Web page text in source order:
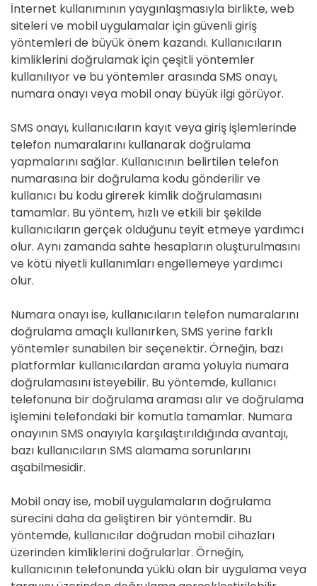
İnternet kullanımının yaygınlaşmasıyla birlikte, web
siteleri ve mobil uygulamalar için güvenli giriş
yöntemleri de büyük önem kazandı. Kullanıcıların
kimliklerini doğrulamak için çeşitli yöntemler
kullanılıyor ve bu yöntemler arasında SMS onayı,
numara onayı veya mobil onay büyük ilgi görüyor.
SMS onayı, kullanıcıların kayıt veya giriş işlemlerinde
telefon numaralarını kullanarak doğrulama
yapmalarını sağlar. Kullanıcının belirtilen telefon
numarasına bir doğrulama kodu gönderilir ve
kullanıcı bu kodu girerek kimlik doğrulamasını
tamamlar. Bu yöntem, hızlı ve etkili bir şekilde
kullanıcıların gerçek olduğunu teyit etmeye yardımcı
olur. Aynı zamanda sahte hesapların oluşturulmasını
ve kötü niyetli kullanımları engellemeye yardımcı
olur.
Numara onayı ise, kullanıcıların telefon numaralarını
doğrulama amaçlı kullanırken, SMS yerine farklı
yöntemler sunabilen bir seçenektir. Örneğin, bazı
platformlar kullanıcılardan arama yoluyla numara
doğrulamasını isteyebilir. Bu yöntemde, kullanıcı
telefonuna bir doğrulama araması alır ve doğrulama
işlemini telefondaki bir komutla tamamlar. Numara
onayının SMS onayıyla karşılaştırıldığında avantajı,
bazı kullanıcıların SMS alamama sorunlarını
aşabilmesidir.
Mobil onay ise, mobil uygulamaların doğrulama
sürecini daha da geliştiren bir yöntemdir. Bu
yöntemde, kullanıcılar doğrudan mobil cihazları
üzerinden kimliklerini doğrularlar. Örneğin,
kullanıcının telefonunda yüklü olan bir uygulama veya